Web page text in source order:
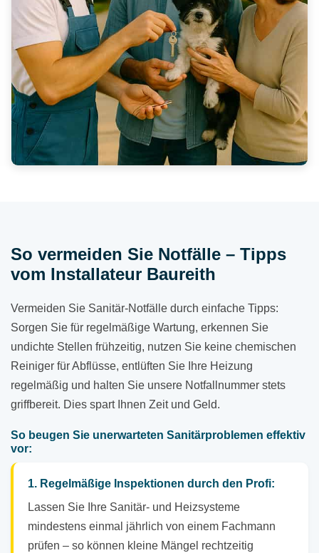
So vermeiden Sie Notfälle – Tipps
vom Installateur Baureith
Vermeiden Sie Sanitär-Notfälle durch einfache Tipps:
Sorgen Sie für regelmäßige Wartung, erkennen Sie
undichte Stellen frühzeitig, nutzen Sie keine chemischen
Reiniger für Abflüsse, entlüften Sie Ihre Heizung
regelmäßig und halten Sie unsere Notfallnummer stets
griffbereit. Dies spart Ihnen Zeit und Geld.
So beugen Sie unerwarteten Sanitärproblemen effektiv
vor:
1. Regelmäßige Inspektionen durch den Profi:
Lassen Sie Ihre Sanitär- und Heizsysteme
mindestens einmal jährlich von einem Fachmann
prüfen – so können kleine Mängel rechtzeitig